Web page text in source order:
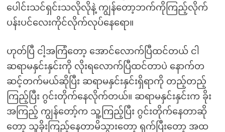
ပေါင်းသင်ရှင်းသလိုလိုနဲ့ ကျွန်တော့ဘက်ကိုကြည့်လိုက်
ပန်းပင်လေးကိုင်လိုက်လုပ်နေရော။
ဟုတ်ပြီ ငါ့အကြံတော့ အောင်လောက်ပြီထင်တယ် ငါ
ဆရာမနှင်းနှင်းကို လိုးရလောက်ပြီထင်တာပဲ နောက်တ
ဆင့်တက်မယ်ဆိုပြီး ဆရာမနှင်းနှင်းရှိရာကို တည့်တည့်
ကြည့်ပြီး ဂွင်းတိုက်နေလိုက်တယ်။ ဆရာမနှင်းနှင်းက ခိုး
အကြည့် ကျွန်တော့်က သူ့ကြည့်ပြီး ဂွင်းတိုက်နေတာဆို
တော့ သူခိုးကြည့်နေတာမိသွားတော့ ရှက်ပြီးတော့ အထ